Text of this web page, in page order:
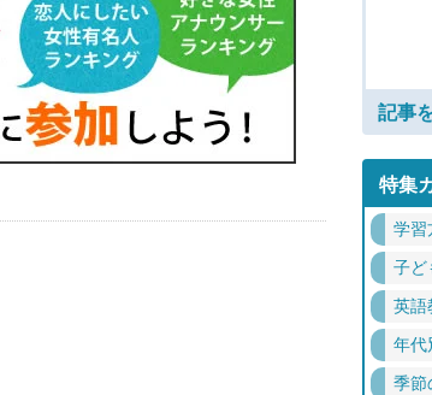
記事
特集
学習
子ど
英語
年代
季節